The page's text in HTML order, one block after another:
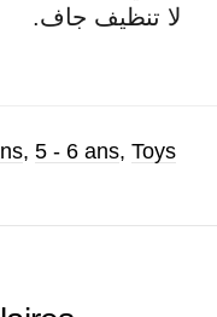
.لا تنظيف جاف
, 5 - 6 ans, Toys